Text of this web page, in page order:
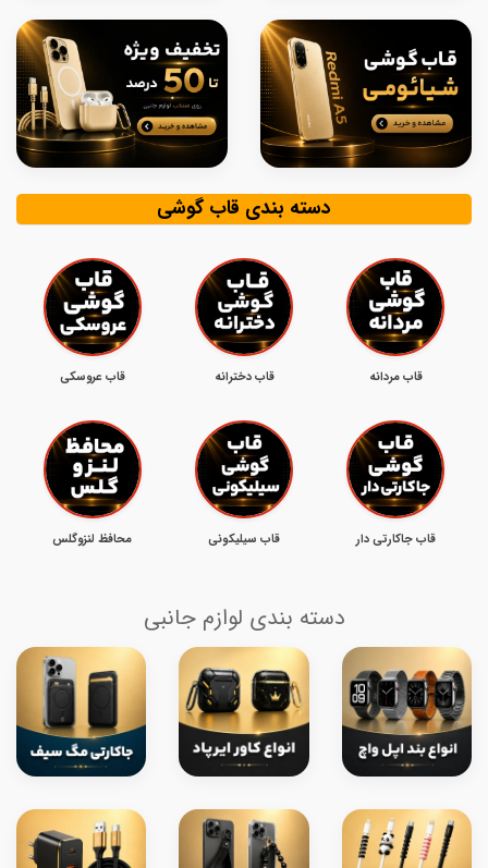
دسته بندی قاب گوشی
قاب مردانه قاب دخترانه قاب عروسکی
قاب جاکارتی دار قاب سیلیکونی محافظ لنزوگلس
دسته بندی لوازم جانبی